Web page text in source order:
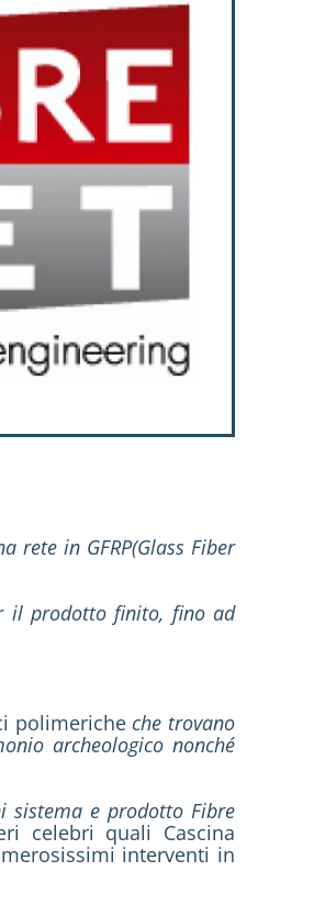
rete in GFRP(Glass Fiber
il prodotto finito, fino ad
polimeriche che trovano
archeologico nonché
sistema e prodotto Fibre
celebri quali Cascina
interventi in